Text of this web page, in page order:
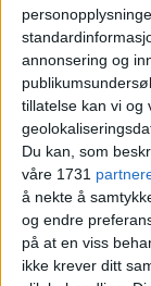
annonsering og
tillatelse kan vi og
Du kan, som
våre 1731
å nekte å
og endre
på at en viss
ikke krever ditt
Karina
målet fra